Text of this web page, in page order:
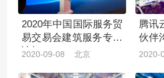
2020年中国国际服务贸
易交易会建筑服务专题
论坛
2020-09-08 北京
腾讯
伙伴